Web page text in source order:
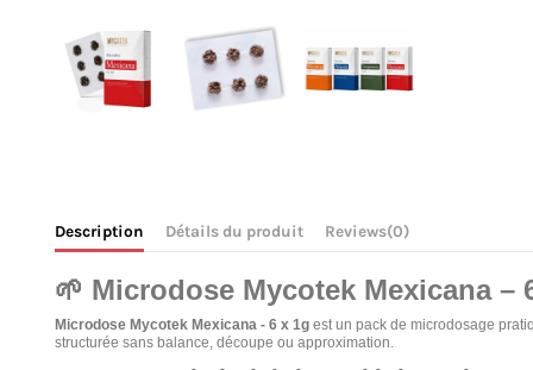
Description Détails du produit Reviews(0)
🌱 Microdose Mycotek Mexicana
Microdose Mycotek Mexicana - 6 x 1g est un pack de microdosage
structurée sans balance, découpe ou approximation.